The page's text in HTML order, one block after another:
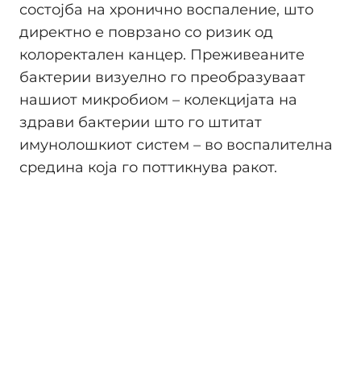
состојба на хронично воспаление, што
директно е поврзано со ризик од
колоректален канцер. Преживеаните
бактерии визуелно го преобразуваат
нашиот микробиом – колекцијата на
здрави бактерии што го штитат
имунолошкиот систем – во воспалителна
средина која го поттикнува ракот.